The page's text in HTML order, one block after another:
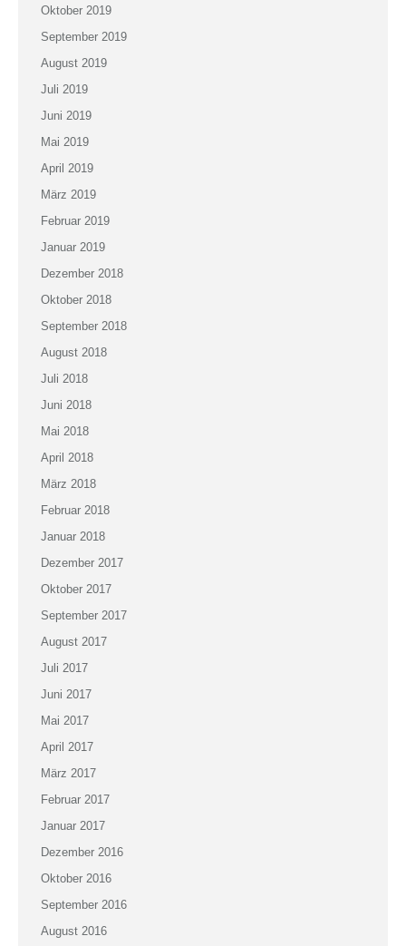
Oktober 2019
September 2019
August 2019
Juli 2019
Juni 2019
Mai 2019
April 2019
März 2019
Februar 2019
Januar 2019
Dezember 2018
Oktober 2018
September 2018
August 2018
Juli 2018
Juni 2018
Mai 2018
April 2018
März 2018
Februar 2018
Januar 2018
Dezember 2017
Oktober 2017
September 2017
August 2017
Juli 2017
Juni 2017
Mai 2017
April 2017
März 2017
Februar 2017
Januar 2017
Dezember 2016
Oktober 2016
September 2016
August 2016